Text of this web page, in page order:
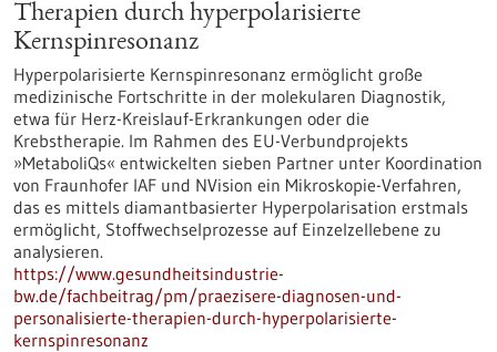
Therapien durch hyperpolarisierte
Kernspinresonanz
Hyperpolarisierte Kernspinresonanz ermöglicht große
medizinische Fortschritte in der molekularen Diagnostik,
etwa für Herz-Kreislauf-Erkrankungen oder die
Krebstherapie. Im Rahmen des EU-Verbundprojekts
»MetaboliQs« entwickelten sieben Partner unter Koordination
von Fraunhofer IAF und NVision ein Mikroskopie-Verfahren,
das es mittels diamantbasierter Hyperpolarisation erstmals
ermöglicht, Stoffwechselprozesse auf Einzelzellebene zu
analysieren.
https://www.gesundheitsindustrie-
bw.de/fachbeitrag/pm/praezisere-diagnosen-und-
personalisierte-therapien-durch-hyperpolarisierte-
kernspinresonanz